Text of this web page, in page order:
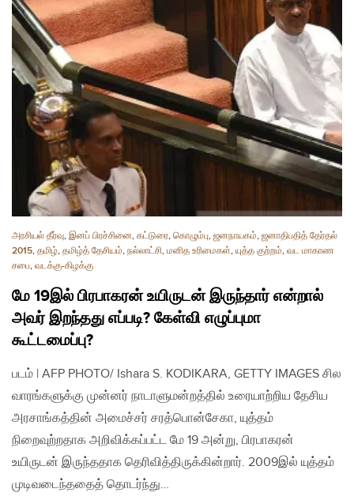
அரசியல் தீர்வு, இனப் பிரச்சினை, கட்டுரை, கொழும்பு, ஜனநாயகம், ஜனாதிபதித் தேர்தல்
2015, தமிழ், தமிழ்த் தேசியம், நல்லாட்சி, மனித உரிமைகள், யுத்த குற்றம், வட மாகாண
சபை, வடக்கு-கிழக்கு
மே 19இல் பிரபாகரன் உயிருடன் இருந்தார் என்றால்
அவர் இறந்தது எப்படி? கேள்வி எழுப்புமா
கூட்டமைப்பு?
படம் | AFP PHOTO/ Ishara S. KODIKARA, GETTY IMAGES சில
வாரங்களுக்கு முன்னர் நாடாளுமன்றத்தில் உரையாற்றிய தேசிய
அரசாங்கத்தின் அமைச்சர் சரத்பொன்சேகா, யுத்தம்
நிறைவுற்றதாக அறிவிக்கப்பட்ட மே 19 அன்று, பிரபாகரன்
உயிருடன் இருந்ததாக தெரிவித்திருக்கின்றார். 2009இல் யுத்தம்
முடிவடைந்ததைத் தொடர்ந்து…